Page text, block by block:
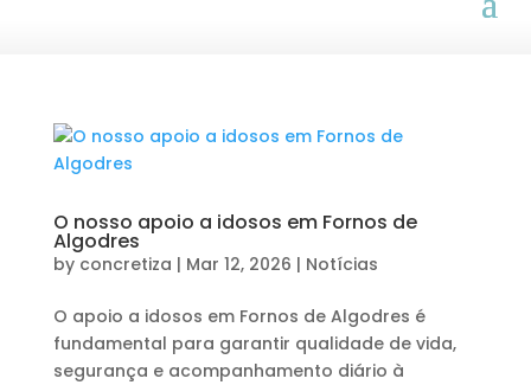
O nosso apoio a idosos em Fornos de
Algodres
by concretiza | Mar 12, 2026 | Notícias
O apoio a idosos em Fornos de Algodres é
fundamental para garantir qualidade de vida,
segurança e acompanhamento diário à